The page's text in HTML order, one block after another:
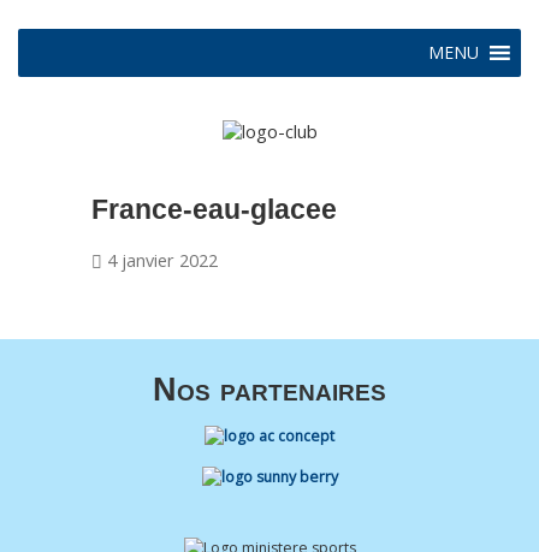
MENU
France-eau-glacee
4 janvier 2022
Nos partenaires